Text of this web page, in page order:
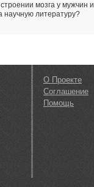
мозга у мужчин и
научную литературу?
О Проекте
Соглашение
Помощь